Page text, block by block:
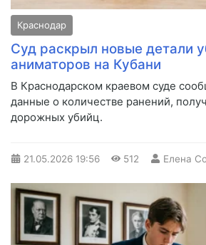
Краснодар
Суд раскрыл новые детали
аниматоров на Кубани
В Краснодарском краевом суде
данные о количестве ранений,
дорожных убийц.
21.05.2026 19:56 512 Елена